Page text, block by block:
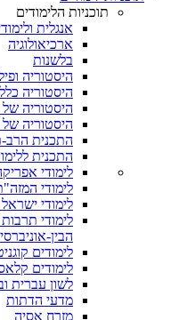
תוכניות הלימודים
אנגלית
ארכיאולוגיה
בלשנות
היסטוריה
היסטוריה
היסטוריה
היסטוריה
התכנית
התכנית
לימודי
לימודי
לימודי
לימודי
הבין-
לימודים
לימודים
לשון עברית
מדעי הדתות
מזרח אסיה